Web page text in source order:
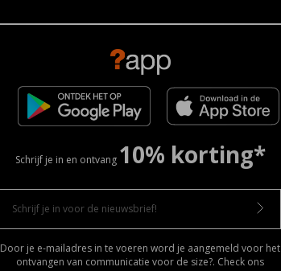
Schrijf je in en ontvang 10% korting*
Door je e-mailadres in te voeren word je aangemeld voor het
ontvangen van communicatie voor de size?. Check ons